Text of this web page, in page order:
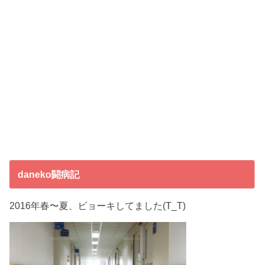
daneko闘病記
2016年春〜夏、ビョーキしてました(T_T)